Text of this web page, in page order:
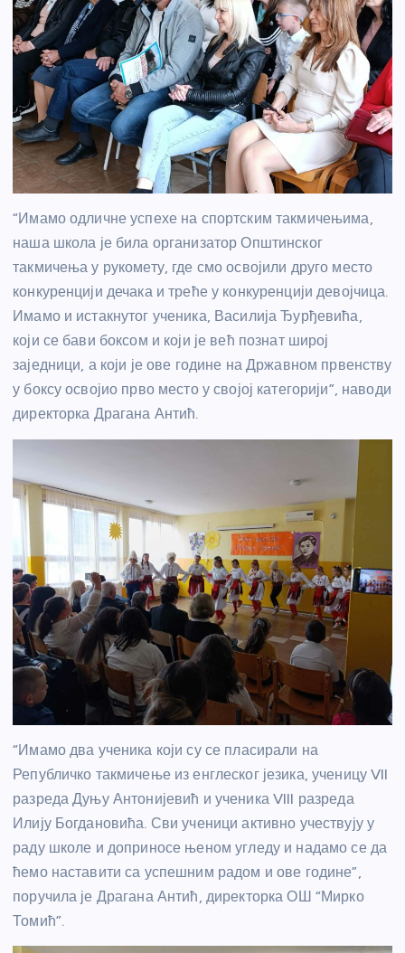
“Имамо одличне успехе на спортским такмичењима,
наша школа је била организатор Општинског
такмичења у рукомету, где смо освојили друго место
конкуренцији дечака и треће у конкуренцији девојчица.
Имамо и истакнутог ученика, Василија Ђурђевића,
који се бави боксом и који је већ познат широј
заједници, а који је ове године на Државном првенству
у боксу освојио прво место у својој категорији”, наводи
директорка Драгана Антић.
“Имамо два ученика који су се пласирали на
Републичко такмичење из енглеског језика, ученицу VII
разреда Дуњу Антонијевић и ученика VIII разреда
Илију Богдановића. Сви ученици активно учествују у
раду школе и доприносе њеном угледу и надамо се да
ћемо наставити са успешним радом и ове године”,
поручила је Драгана Антић, директорка ОШ “Мирко
Томић”.